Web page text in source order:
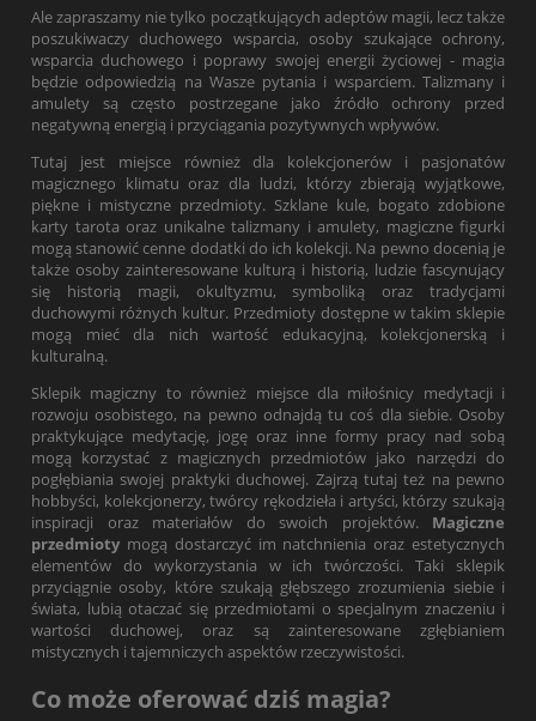
Ale zapraszamy nie tylko początkujących adeptów magii, lecz także
poszukiwaczy duchowego wsparcia, osoby szukające ochrony,
wsparcia duchowego i poprawy swojej energii życiowej - magia
będzie odpowiedzią na Wasze pytania i wsparciem. Talizmany i
amulety są często postrzegane jako źródło ochrony przed
negatywną energią i przyciągania pozytywnych wpływów.
Tutaj jest miejsce również dla kolekcjonerów i pasjonatów
magicznego klimatu oraz dla ludzi, którzy zbierają wyjątkowe,
piękne i mistyczne przedmioty. Szklane kule, bogato zdobione
karty tarota oraz unikalne talizmany i amulety, magiczne figurki
mogą stanowić cenne dodatki do ich kolekcji. Na pewno docenią je
także osoby zainteresowane kulturą i historią, ludzie fascynujący
się historią magii, okultyzmu, symboliką oraz tradycjami
duchowymi różnych kultur. Przedmioty dostępne w takim sklepie
mogą mieć dla nich wartość edukacyjną, kolekcjonerską i
kulturalną.
Sklepik magiczny to również miejsce dla miłośnicy medytacji i
rozwoju osobistego, na pewno odnajdą tu coś dla siebie. Osoby
praktykujące medytację, jogę oraz inne formy pracy nad sobą
mogą korzystać z magicznych przedmiotów jako narzędzi do
pogłębiania swojej praktyki duchowej. Zajrzą tutaj też na pewno
hobbyści, kolekcjonerzy, twórcy rękodzieła i artyści, którzy szukają
inspiracji oraz materiałów do swoich projektów. Magiczne
przedmioty mogą dostarczyć im natchnienia oraz estetycznych
elementów do wykorzystania w ich twórczości. Taki sklepik
przyciągnie osoby, które szukają głębszego zrozumienia siebie i
świata, lubią otaczać się przedmiotami o specjalnym znaczeniu i
wartości duchowej, oraz są zainteresowane zgłębianiem
mistycznych i tajemniczych aspektów rzeczywistości.
Co może oferować dziś magia?